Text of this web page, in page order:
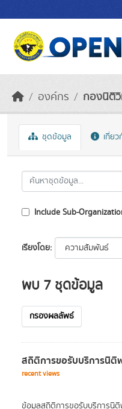
องค์กร กองนิติ
ชุดข้อมูล เกี่ย
Include Sub-
เรียงโดย
พบ 7 ชุดข้อมูล
กรองผลลัพธ์
สถิติการขอรับบริการนิติ
recent views
ข้อมูลสถิติการขอรับบริการนิ